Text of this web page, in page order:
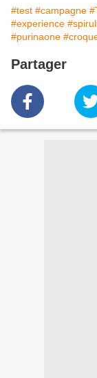
#test #campagne
#experience
#purinaone
Partager